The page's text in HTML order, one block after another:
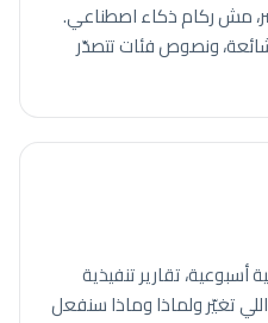
مش ركام ذكاء اصطناعي.
ونصوص فئات تتصدّر
تقارير تنفيذية
تغيّر ولماذا وماذا سنفعل